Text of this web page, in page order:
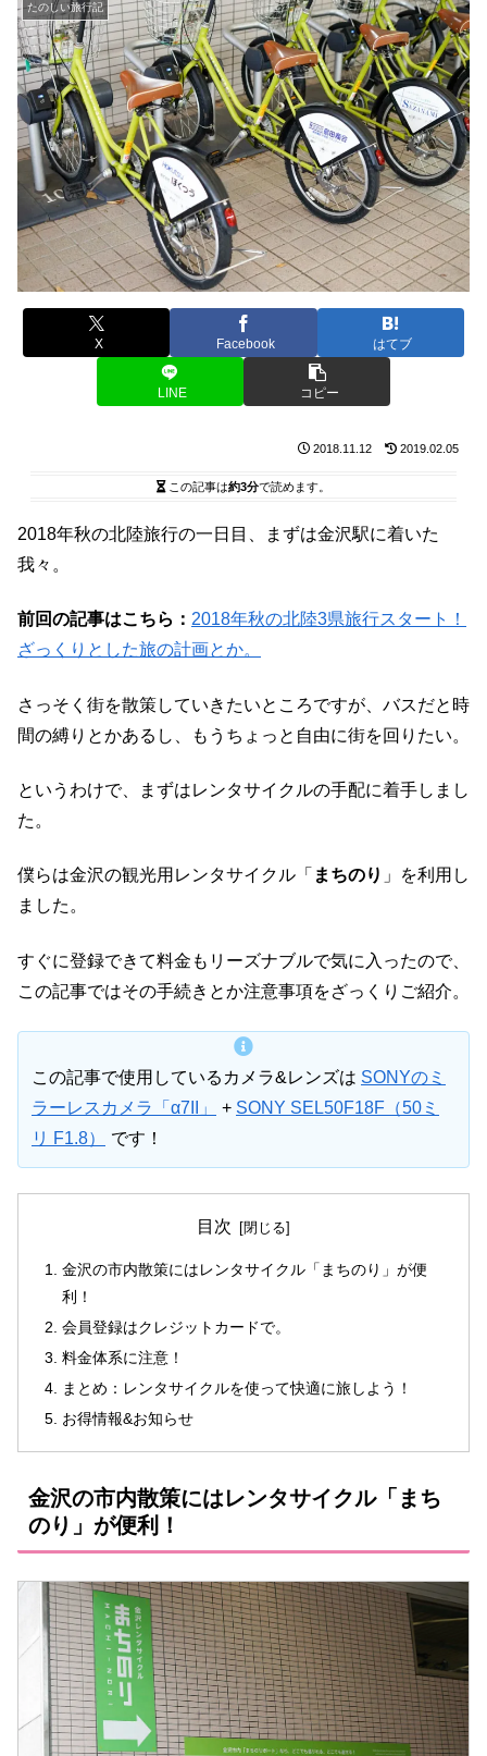
たのしい旅行記
X Facebook はてブ
LINE コピー
2018.11.12 2019.02.05
この記事は約3分で読めます。
2018年秋の北陸旅行の一日目、まずは金沢駅に着いた
我々。
前回の記事はこちら： 2018年秋の北陸3県旅行スタート！
ざっくりとした旅の計画とか。
さっそく街を散策していきたいところですが、バスだと時
間の縛りとかあるし、もうちょっと自由に街を回りたい。
というわけで、まずはレンタサイクルの手配に着手しまし
た。
僕らは金沢の観光用レンタサイクル「 まちのり 」を利用し
ました。
すぐに登録できて料金もリーズナブルで気に入ったので、
この記事ではその手続きとか注意事項をざっくりご紹介。
この記事で使用しているカメラ&レンズは SONYのミ
ラーレスカメラ「α7II」
+ SONY SEL50F18F（50ミ
リ F1.8）
です！
目次
金沢の市内散策にはレンタサイクル「まちのり」が便
利！
会員登録はクレジットカードで。
料金体系に注意！
まとめ：レンタサイクルを使って快適に旅しよう！
お得情報&お知らせ
金沢の市内散策にはレンタサイクル「まち
のり」が便利！